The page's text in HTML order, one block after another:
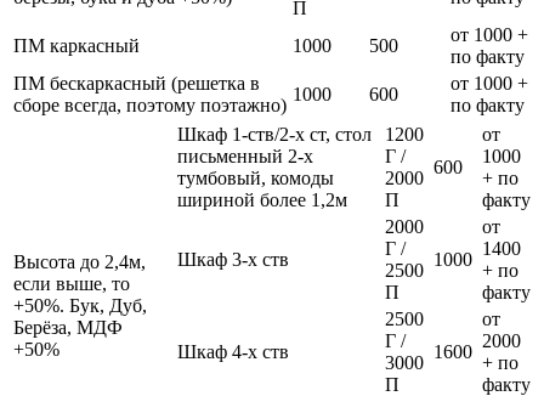
П
ПМ каркасный 1000 500
от 1000 +
по факту
ПМ бескаркасный (решетка в
сборе всегда, поэтому поэтажно)
1000 600
от 1000 +
по факту
Высота до 2,4м,
если выше, то
+50%. Бук, Дуб,
Берёза, МДФ
+50%
Шкаф 1-ств/2-х ст, стол
письменный 2-х
тумбовый, комоды
шириной более 1,2м
1200
Г /
2000
П
600
от
1000
+ по
факту
Шкаф 3-х ств
2000
Г /
2500
П
1000
от
1400
+ по
факту
Шкаф 4-х ств
2500
Г /
3000
П
1600
от
2000
+ по
факту